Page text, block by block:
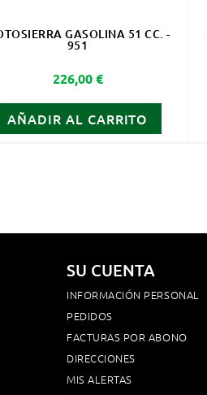
GASOLINA 51 CC. -
951
Precio
226,00 €
AÑADIR AL CARRITO
SU CUENTA
INFORMACIÓN PERSONAL
PEDIDOS
FACTURAS POR ABONO
DIRECCIONES
MIS ALERTAS